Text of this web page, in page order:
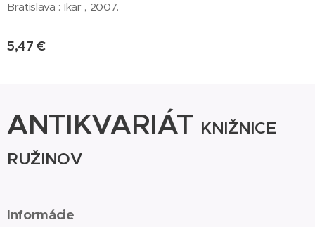
Bratislava : Ikar , 2007.
5,47 €
ANTIKVARIÁT KNIŽNICE
RUŽINOV
Informácie